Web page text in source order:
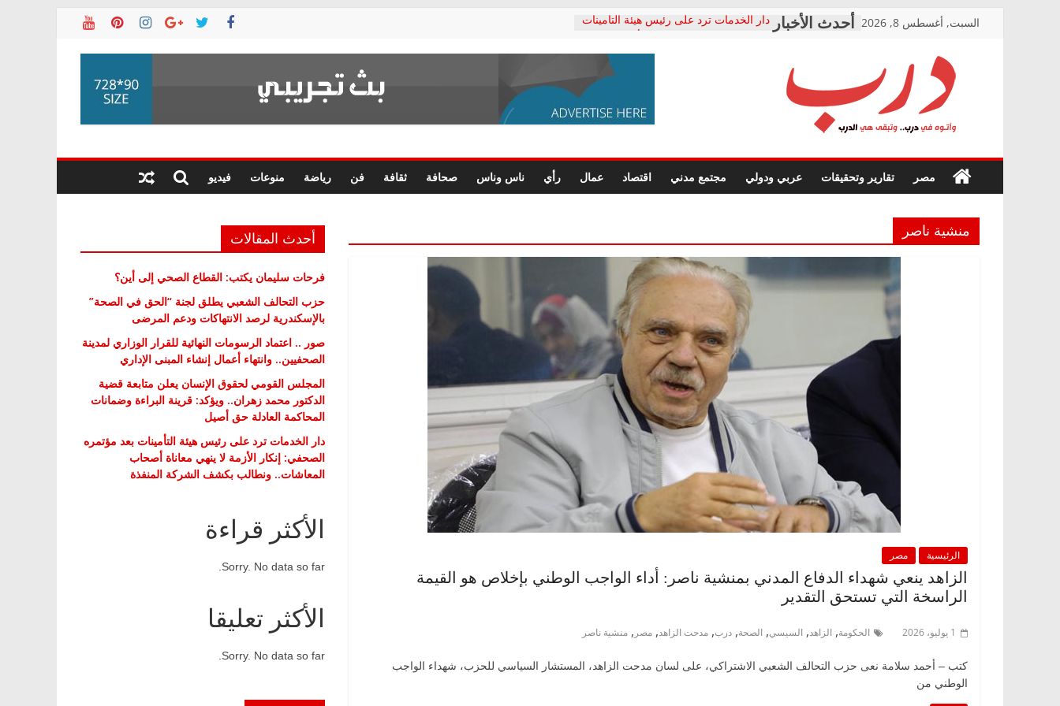
السبت, أغسطس 8, 2026
دار الخدمات ترد على رئيس هيئة التأمينات
معاناة أصحاب المعاشات.. ونطالب بكشف
فرحات سليمان يكتب: القطاع الصحي إلى
حزب التحالف الشعبي يطلق لجنة “الحق
صور .. اعتماد الرسومات النهائية للقرار
الوزاري لمدينة الصحفيين.. وانتهاء أعمال
إنشاء المبنى الإداري
قرينة البراءة وضمانات المحاكمة العادلة
حق أصيل
درب
في
درب..
هي
الدرب
مصر تقارير وتحقيقات عربي ودولي مجتمع مدني اقتصاد عمال رأي ناس وناس صحافة ثقافة فن رياضة منوعات فيديو
منشية ناصر
الرئيسية مصر
الزاهد ينعي شهداء الدفاع المدني بمنشية ناصر: أداء الواجب الوطني بإخلاص هو القيمة
الراسخة التي تستحق التقدير
1 يوليو، 2026 الحكومة, الزاهد, السيسي, الصحة, درب, مدحت الزاهد, مصر , منشية ناصر
كتب – أحمد سلامة نعى حزب التحالف الشعبي الاشتراكي، على لسان مدحت الزاهد، المستشار السياسي للحزب، شهداء الواجب
الوطني من
أحدث المقالات
فرحات سليمان يكتب: القطاع الصحي إلى أين؟
حزب التحالف الشعبي يطلق لجنة “الحق في الصحة”
بالإسكندرية لرصد الانتهاكات ودعم المرضى
صور .. اعتماد الرسومات النهائية للقرار الوزاري لمدينة
الصحفيين.. وانتهاء أعمال إنشاء المبنى الإداري
المجلس القومي لحقوق الإنسان يعلن متابعة قضية
الدكتور محمد زهران.. ويؤكد: قرينة البراءة وضمانات
المحاكمة العادلة حق أصيل
دار الخدمات ترد على رئيس هيئة التأمينات بعد مؤتمره
الصحفي: إنكار الأزمة لا ينهي معاناة أصحاب
المعاشات.. ونطالب بكشف الشركة المنفذة
الأكثر قراءة
Sorry. No data so far.
الأكثر تعليقا
Sorry. No data so far.